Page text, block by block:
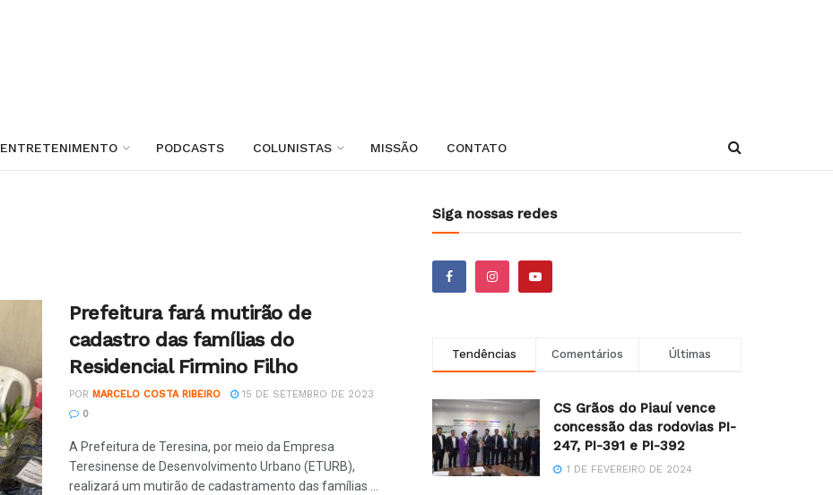
ENTRETENIMENTO PODCASTS COLUNISTAS MISSÃO CONTATO
Prefeitura fará mutirão de
cadastro das famílias do
Residencial Firmino Filho
POR MARCELO COSTA RIBEIRO
15 DE SETEMBRO DE 2023
0
A Prefeitura de Teresina, por meio da Empresa
Teresinense de Desenvolvimento Urbano (ETURB),
realizará um mutirão de cadastramento das famílias ...
Siga nossas redes
Tendências Comentários Últimas
CS Grãos do Piauí vence
concessão das rodovias PI-
247, PI-391 e PI-392
1 DE FEVEREIRO DE 2024